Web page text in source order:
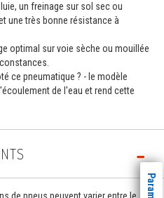
un freinage sur sol sec ou
une très bonne résistance à
optimal sur voie sèche ou mouillée
ce pneumatique ? - le modèle
de l'eau et rend cette